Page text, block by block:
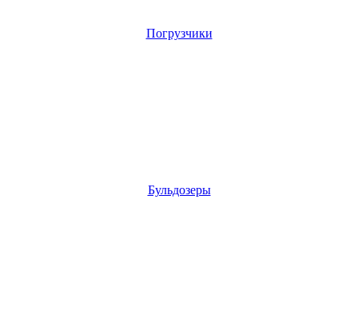
Погрузчики
Бульдозеры